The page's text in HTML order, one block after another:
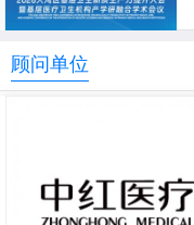
顾问单位